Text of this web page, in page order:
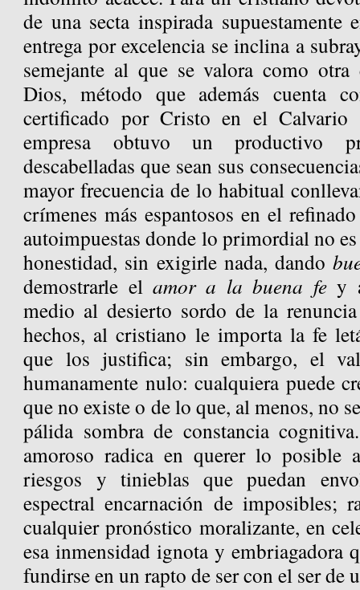
de una secta inspirada
entrega por excelencia se inclina a
semejante al que se valora como
Dios, método que además cuenta
certificado por Cristo en el
empresa obtuvo un productivo
descabelladas que sean sus
mayor frecuencia de lo habitual
crímenes más espantosos en el
autoimpuestas donde lo primordial no
honestidad, sin exigirle nada, dando
demostrarle elamor a la buena fey
medio al desierto sordo de la
hechos, al cristiano le importa la fe
que los justifica; sin embargo, el
humanamente nulo: cualquiera puede
que no existe o de lo que, al menos, no
pálida sombra de constancia
amoroso radica en querer lo posible
riesgos y tinieblas que puedan
espectral encarnación de imposibles;
cualquier pronóstico moralizante, en
esa inmensidad ignota y embriagadora
fundirse en un rapto de ser con el ser de